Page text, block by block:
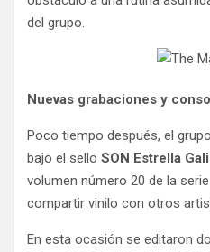
del grupo.
Nuevas grabaciones y
Poco tiempo después, el
bajo el sello SON Estrella
volumen número 20 de la
compartir vinilo con otros
En esta ocasión se editaron